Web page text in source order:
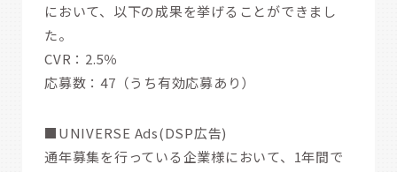
において、以下の成果を挙げることができまし
た。
CVR：2.5％
応募数：47（うち有効応募あり）
■UNIVERSE Ads(DSP広告)
通年募集を行っている企業様において、1年間で